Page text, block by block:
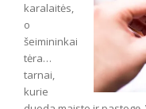
karalaitės,
o
šeimininkai
tėra…
tarnai,
kurie